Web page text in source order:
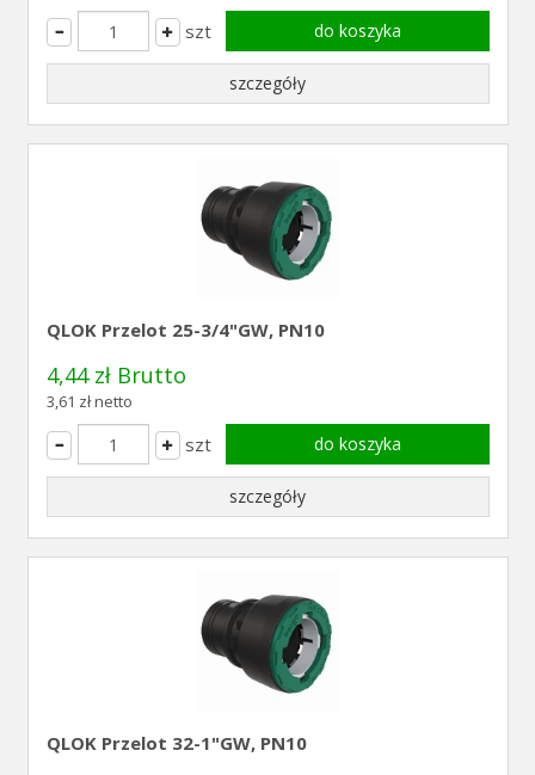
szt do koszyka
szczegóły
QLOK Przelot 25-3/4"GW, PN10
4,44 zł Brutto
3,61 zł netto
szt do koszyka
szczegóły
QLOK Przelot 32-1"GW, PN10